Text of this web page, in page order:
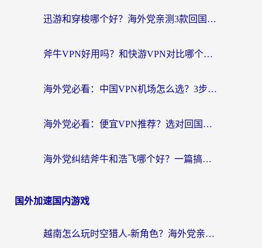
迅游和穿梭哪个好？海外党亲测3款回国加速器+手游加速对比，附避坑指南
斧牛VPN好用吗？和快游VPN对比哪个回国效果更好？马来西亚留学生亲测分享
海外党必看：中国VPN机场怎么选？3步教你无缝访问国内资源（附避坑指南）
海外党必看：便宜VPN推荐？选对回国加速器才能无缝刷国内剧玩国服
海外党纠结斧牛和浩飞哪个好？一篇搞定回国加速器选择+无缝访问国内资源指南
国外加速国内游戏
越南怎么玩时空猎人-新角色？海外党亲测有效的国服游戏加速指南